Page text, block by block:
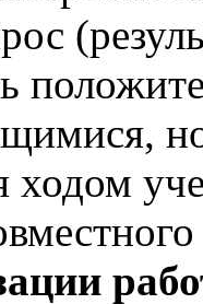
ходом